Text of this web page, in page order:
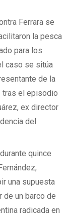
Ferrara se
la pesca
para los
caso se sitúa
de la
tras el episodio
ex director
del
quince
una supuesta
de un barco de
radicada en